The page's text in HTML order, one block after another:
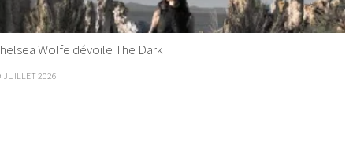
Wolfe dévoile The Dark
JUILLET 2026